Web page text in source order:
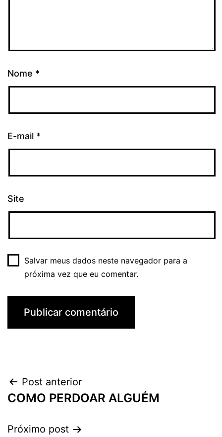
Nome *
E-mail *
Site
Salvar meus dados neste navegador para a
próxima vez que eu comentar.
Navegação
de
Post
Post anterior
COMO PERDOAR ALGUÉM
Próximo post